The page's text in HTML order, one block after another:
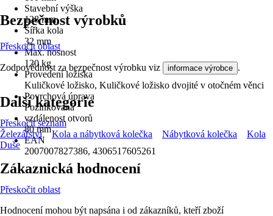
Stavební výška
128 mm
Šířka kola
32 mm
Max. nosnost
120 kg
Provedení ložiska
Kuličkové ložisko, Kuličkové ložisko dvojité v otočném věnci
Povrchová úprava
Pozinkovaná
vzdálenost otvorů
80 mm
EAN
2007007827386, 4306517605261
Bezpečnost výrobků
Přeskočit oblast
Zodpovědnost za bezpečnost výrobku viz informace výrobce .
Další kategorie
Přeskočit seznam
Železářství
Kola a nábytková kolečka Nábytková kolečka
Kola
Duše
Zákaznická hodnocení
Přeskočit oblast
Hodnocení mohou být napsána i od zákazníků, kteří zboží